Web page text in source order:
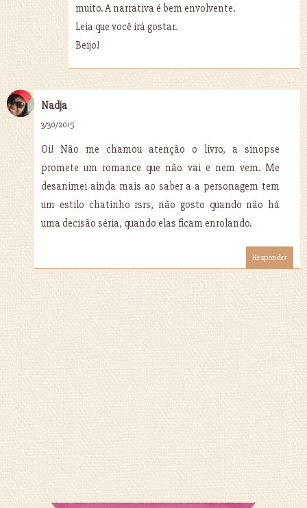
muito. A narrativa é bem envolvente.
Leia que você irá gostar.
Beijo!
Nadja
3/30/2015
Oi! Não me chamou atenção o livro, a sinopse
promete um romance que não vai e nem vem. Me
desanimei ainda mais ao saber a a personagem tem
um estilo chatinho rsrs, não gosto quando não há
uma decisão séria, quando elas ficam enrolando.
Responder